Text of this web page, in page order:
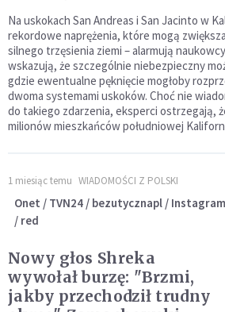
Na uskokach San Andreas i San Jacinto w
rekordowe naprężenia, które mogą
silnego trzęsienia ziemi – alarmują
wskazują, że szczególnie niebezpieczny
gdzie ewentualne pęknięcie mogłoby
dwoma systemami uskoków. Choć nie
do takiego zdarzenia, eksperci ostrzegają,
milionów mieszkańców południowej
1 miesiąc temu WIADOMOŚCI Z POLSKI
Onet / TVN24 / bezutycznapl / Instagram
/ red
Nowy głos Shreka
wywołał burzę: "Brzmi,
jakby przechodził trudny